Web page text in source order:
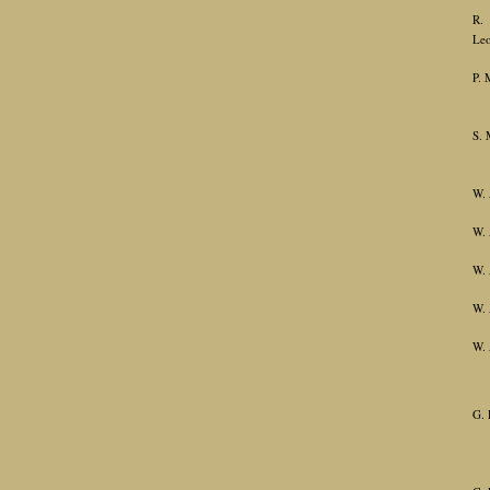
R.
P.
S.
W.
W.
W.
W.
W.
G.